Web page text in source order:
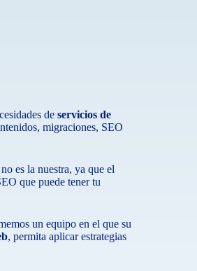
de servicios de
migraciones, SEO
es la nuestra, ya que el
que puede tener tu
un equipo en el que su
, permita aplicar estrategias